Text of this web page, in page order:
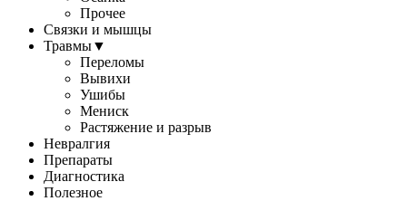
Прочее
Связки и мышцы
Травмы▼
Переломы
Вывихи
Ушибы
Мениск
Растяжение и разрыв
Невралгия
Препараты
Диагностика
Полезное